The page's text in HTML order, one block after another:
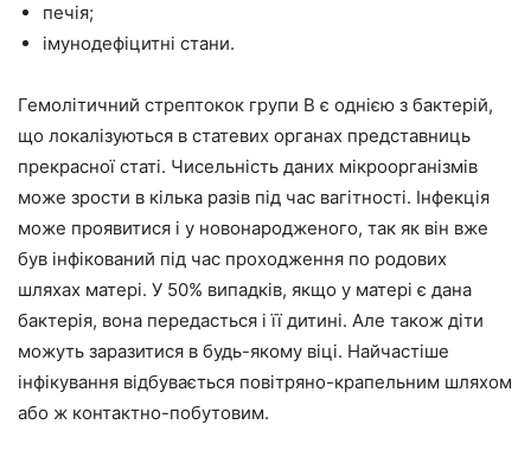
печія;
імунодефіцитні стани.
Гемолітичний стрептокок групи В є однією з бактерій,
що локалізуються в статевих органах представниць
прекрасної статі. Чисельність даних мікроорганізмів
може зрости в кілька разів під час вагітності. Інфекція
може проявитися і у новонародженого, так як він вже
був інфікований під час проходження по родових
шляхах матері. У 50% випадків, якщо у матері є дана
бактерія, вона передасться і її дитині. Але також діти
можуть заразитися в будь-якому віці. Найчастіше
інфікування відбувається повітряно-крапельним шляхом
або ж контактно-побутовим.